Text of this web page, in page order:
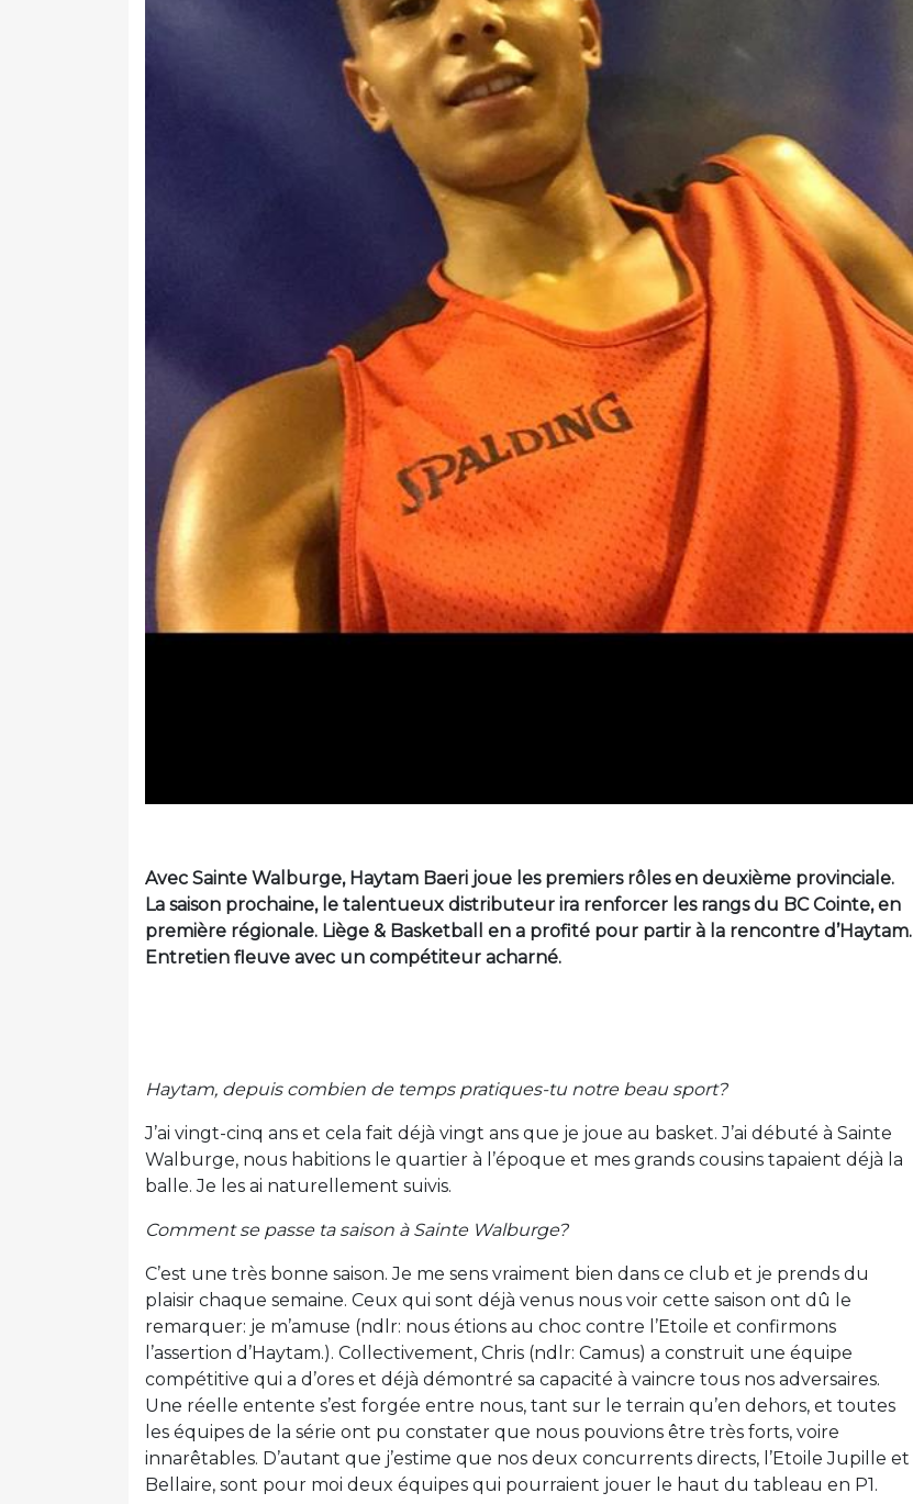
Avec Sainte Walburge, Haytam Baeri joue les premiers rôles en deuxième provinciale.
La saison prochaine, le talentueux distributeur ira renforcer les rangs du BC Cointe, en
première régionale. Liège & Basketball en a profité pour partir à la rencontre d’Haytam.
Entretien fleuve avec un compétiteur acharné.
Haytam, depuis combien de temps pratiques-tu notre beau sport?
J’ai vingt-cinq ans et cela fait déjà vingt ans que je joue au basket. J’ai débuté à Sainte
Walburge, nous habitions le quartier à l’époque et mes grands cousins tapaient déjà la
balle. Je les ai naturellement suivis.
Comment se passe ta saison à Sainte Walburge?
C’est une très bonne saison. Je me sens vraiment bien dans ce club et je prends du
plaisir chaque semaine. Ceux qui sont déjà venus nous voir cette saison ont dû le
remarquer: je m’amuse (ndlr: nous étions au choc contre l’Etoile et confirmons
l’assertion d’Haytam.). Collectivement, Chris (ndlr: Camus) a construit une équipe
compétitive qui a d’ores et déjà démontré sa capacité à vaincre tous nos adversaires.
Une réelle entente s’est forgée entre nous, tant sur le terrain qu’en dehors, et toutes
les équipes de la série ont pu constater que nous pouvions être très forts, voire
innarêtables. D’autant que j’estime que nos deux concurrents directs, l’Etoile Jupille et
Bellaire, sont pour moi deux équipes qui pourraient jouer le haut du tableau en P1.